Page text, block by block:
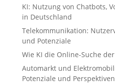
KI: Nutzung von Chatbots,
in Deutschland
Telekommunikation:
und Potenziale
Wie KI die Online-Suche
Automarkt und
Potenziale und Perspektiven